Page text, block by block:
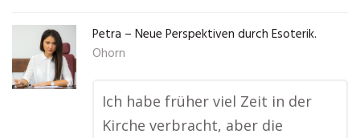
Petra – Neue Perspektiven durch Esoterik.
Ohorn
Ich habe früher viel Zeit in der
Kirche verbracht, aber die